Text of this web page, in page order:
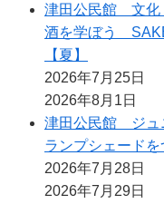
津田公民館 文
酒を学ぼう
【夏】
2026年7月25日
2026年8月1日
津田公民館 ジ
ランプシェードを
2026年7月28日
2026年7月29日